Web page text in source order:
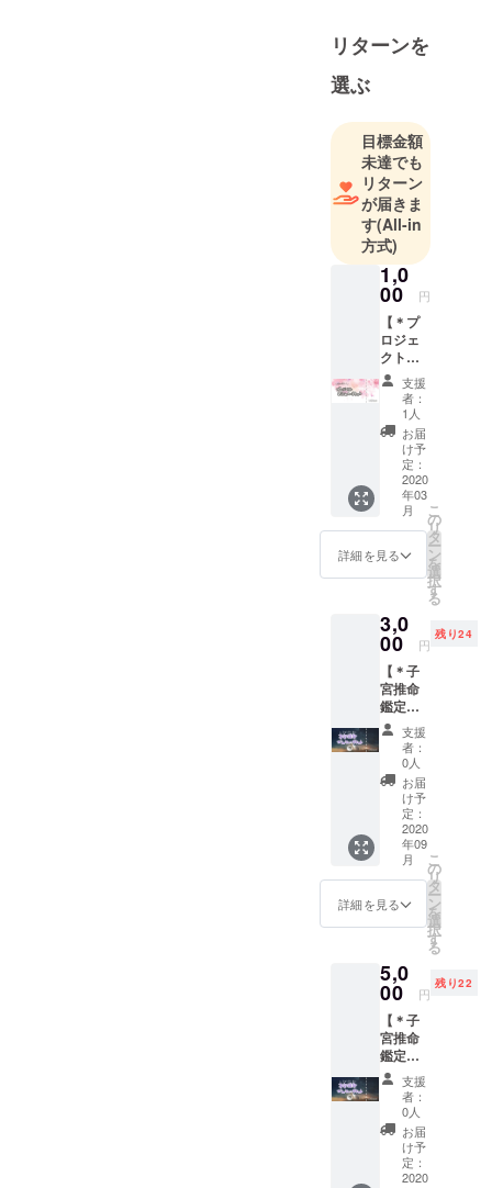
います。
リターンを
選ぶ
目標金額
未達でも
リターン
が届きま
す(All-in
方式)
1,0
00 円
【＊プ
ロジェ
クト応
援コー
ス＊】
「ぜひ
子宮推
命を広
めてく
ださ
い。応
援して
いま
す！」
という
方。 チ
り、お
礼の
メール
を送ら
せてい
ただき
ます。
支援
者：
1人
お届
け予
定：
2020
年03
月
詳細を見る
こ
の
リ
タ
ー
ン
を
選
択
す
る
3,0
00 円
残り24
【＊子
宮推命
鑑定
コース
＊】 １
名様分
の鑑定
書を作
成し、
郵送
か、
データ
にてお
送りさ
せてい
ただき
【お願
い】 ※
鑑定は
100％の
効果効
能を保
証する
もので
はござ
いませ
ん。 鑑
定内容
に不満
支援
者：
0人
お届
け予
定：
2020
年09
月
詳細を見る
こ
の
リ
タ
ー
ン
を
選
択
す
る
5,0
00 円
残り22
【＊子
宮推命
鑑定
コース
＊】 ２
名様分
の鑑定
書を作
成し、
郵送
支援
者：
0人
お届
け予
定：
2020